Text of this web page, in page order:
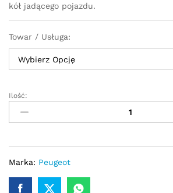
kół jadącego pojazdu.
Towar / Usługa:
Przekładnia
kierownicza
-
Peugeot
307
Ilość:
Marka: Peugeot